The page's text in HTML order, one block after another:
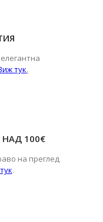
тук.
100€
на преглед
.